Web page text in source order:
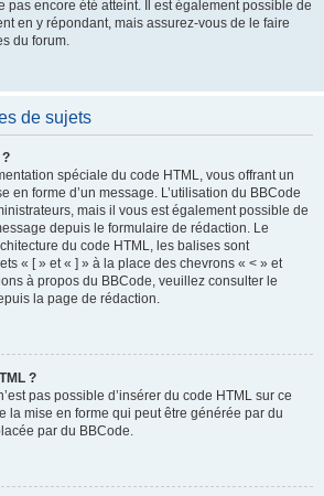
pas encore été atteint. Il est également possible de
en y répondant, mais assurez-vous de le faire
du forum.
de sujets
?
spéciale du code HTML, vous offrant un
en forme d’un message. L’utilisation du BBCode
mais il vous est également possible de
depuis le formulaire de rédaction. Le
du code HTML, les balises sont
« [ » et « ] » à la place des chevrons « < » et
à propos du BBCode, veuillez consulter le
la page de rédaction.
?
pas possible d’insérer du code HTML sur ce
la mise en forme qui peut être générée par du
par du BBCode.